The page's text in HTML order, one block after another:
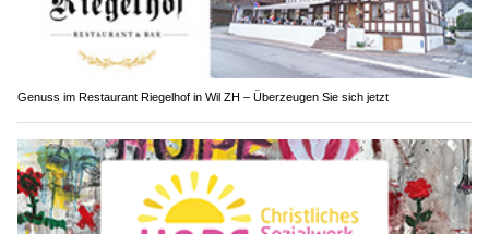
Genuss im Restaurant Riegelhof in Wil ZH – Überzeugen Sie sich jetzt